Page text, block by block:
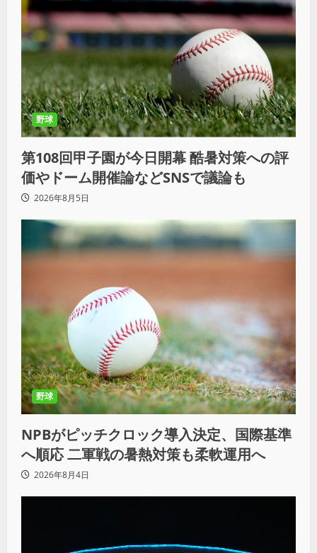
野球
第108回甲子園が今日開幕 酷暑対策への評
価やドーム開催論などSNSで議論も
2026年8月5日
野球
NPBがピッチクロック導入決定、国際基準
へ順応 二軍戦の暑熱対策も柔軟運用へ
2026年8月4日